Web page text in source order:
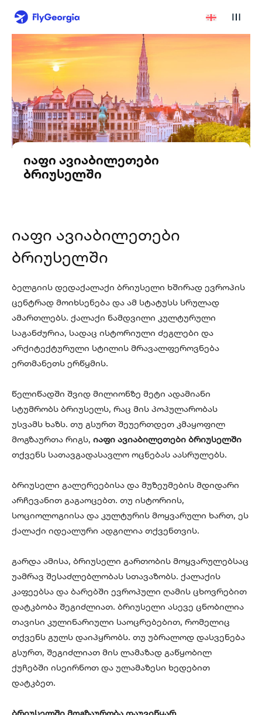
იაფი ავიაბილეთები
ბრიუსელში
იაფი ავიაბილეთები
ბრიუსელში
ბელგიის დედაქალაქი ბრიუსელი ხშირად ევროპის
ცენტრად მოიხსენება და ამ სტატუსს სრულად
ამართლებს. ქალაქი ნამდვილი კულტურული
საგანძურია, სადაც ისტორიული ძეგლები და
არქიტექტურული სტილის მრავალფეროვნება
ერთმანეთს ერწყმის.
წელიწადში შვიდ მილიონზე მეტი ადამიანი
სტუმრობს ბრიუსელს, რაც მის პოპულარობას
უსვამს ხაზს. თუ გსურთ შეუერთდეთ კმაყოფილ
მოგზაურთა რიგს, იაფი ავიაბილეთები ბრიუსელში
თქვენს სათავგადასავლო ოცნებას აასრულებს.
ბრიუსელი გალერეებისა და მუზეუმების მდიდარი
არჩევანით გაგაოცებთ. თუ ისტორიის,
სოციოლოგიისა და კულტურის მოყვარული ხართ, ეს
ქალაქი იდეალური ადგილია თქვენთვის.
გარდა ამისა, ბრიუსელი გართობის მოყვარულებსაც
უამრავ შესაძლებლობას სთავაზობს. ქალაქის
კაფეებსა და ბარებში ევროპული ღამის ცხოვრებით
დატკბობა შეგიძლიათ. ბრიუსელი ასევე ცნობილია
თავისი კულინარიული საოცრებებით, რომელიც
თქვენს გულს დაიპყრობს. თუ უბრალოდ დასვენება
გსურთ, შეგიძლიათ მის ლამაზად გაწყობილ
ქუჩებში ისეირნოთ და ულამაზესი ხედებით
დატკბეთ.